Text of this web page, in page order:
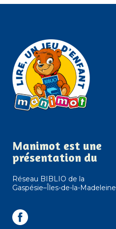
Manimot est une
présentation du
Réseau BIBLIO de la
Gaspésie–Îles-de-la-Madeleine